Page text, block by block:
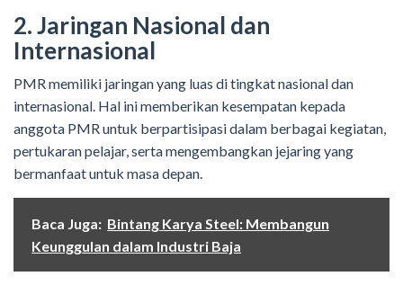
2. Jaringan Nasional dan
Internasional
PMR memiliki jaringan yang luas di tingkat nasional dan
internasional. Hal ini memberikan kesempatan kepada
anggota PMR untuk berpartisipasi dalam berbagai kegiatan,
pertukaran pelajar, serta mengembangkan jejaring yang
bermanfaat untuk masa depan.
Baca Juga: Bintang Karya Steel: Membangun
Keunggulan dalam Industri Baja